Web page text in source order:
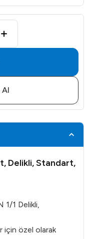
Al
Delikli, Standart,
1 Delikli,
için özel olarak